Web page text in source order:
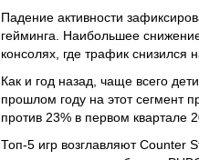
Падение активности
гейминга. Наибольшее
консолях, где трафик снизился
Как и год назад, чаще всего
прошлом году на этот сегмент
против 23% в первом квартале
Топ-5 игр возглавляют Counter